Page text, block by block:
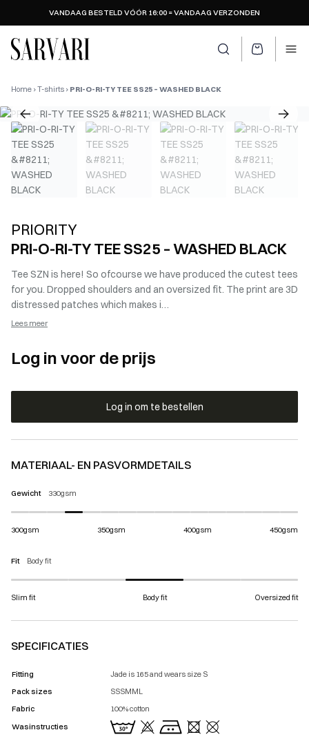
VANDAAG BESTELD VÓÓR 16:00 = VANDAAG VERZONDEN
SARVARI LOGO Zoeken openen
Home ›T-shirts › PRI-O-RI-TY TEE SS25 – WASHED BLACK
PRIORITY
PRI-O-RI-TY TEE SS25 – WASHED BLACK
Tee SZN is here! So ofcourse we have produced the cutest tees
for you. Dropped shoulders and an oversized fit. The print are 3D
distressed patches which makes i…
Lees meer
Log in voor de prijs
Log in om te bestellen
MATERIAAL- EN PASVORMDETAILS
Gewicht 330gsm
300gsm 350gsm 400gsm 450gsm
Fit Body fit
Slim fit Body fit Oversized fit
SPECIFICATIES
Fitting
Jade is 165 and wears size S
Pack sizes
SSSMML
Fabric
100% cotton
Wasinstructies